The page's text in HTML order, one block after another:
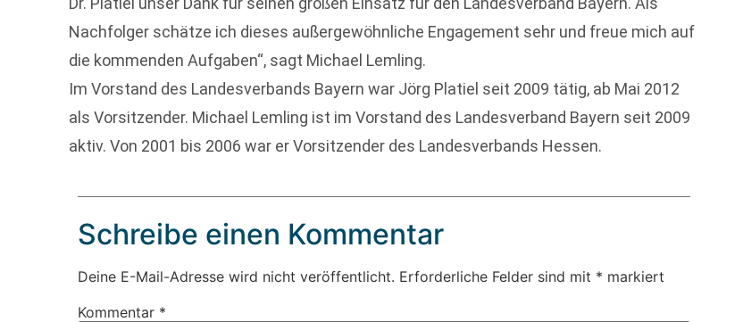
Nachfolger schätze ich dieses außergewöhnliche Engagement sehr und freue mich auf
die kommenden Aufgaben“, sagt Michael Lemling.
Im Vorstand des Landesverbands Bayern war Jörg Platiel seit 2009 tätig, ab Mai 2012
als Vorsitzender. Michael Lemling ist im Vorstand des Landesverband Bayern seit 2009
aktiv. Von 2001 bis 2006 war er Vorsitzender des Landesverbands Hessen.
Schreibe einen Kommentar
Deine E-Mail-Adresse wird nicht veröffentlicht. Erforderliche Felder sind mit * markiert
Kommentar *